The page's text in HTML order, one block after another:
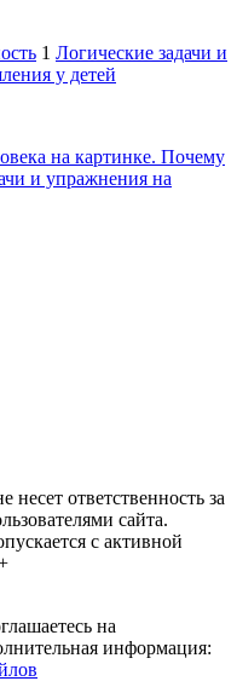
1 Логические задачи и
у детей
на картинке. Почему
и упражнения на
ответственность за
сайта.
с активной
на
информация: